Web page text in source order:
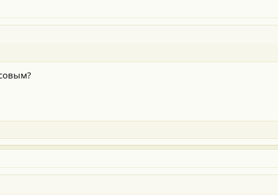
уже заливал (психовал)...